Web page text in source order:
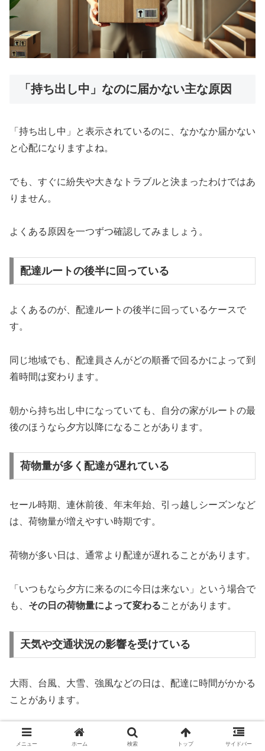
「持ち出し中」なのに届かない主な原因
「持ち出し中」と表示されているのに、なかなか届かない
と心配になりますよね。
でも、すぐに紛失や大きなトラブルと決まったわけではあ
りません。
よくある原因を一つずつ確認してみましょう。
配達ルートの後半に回っている
よくあるのが、配達ルートの後半に回っているケースで
す。
同じ地域でも、配達員さんがどの順番で回るかによって到
着時間は変わります。
朝から持ち出し中になっていても、自分の家がルートの最
後のほうなら夕方以降になることがあります。
荷物量が多く配達が遅れている
セール時期、連休前後、年末年始、引っ越しシーズンなど
は、荷物量が増えやすい時期です。
荷物が多い日は、通常より配達が遅れることがあります。
「いつもなら夕方に来るのに今日は来ない」という場合で
も、 その日の荷物量によって変わることがあります。
天気や交通状況の影響を受けている
大雨、台風、大雪、強風などの日は、配達に時間がかかる
ことがあります。
また、事故や渋滞、道路工事などの影響で、配達ルートが
メニュー ホーム 検索 トップ サイドバー